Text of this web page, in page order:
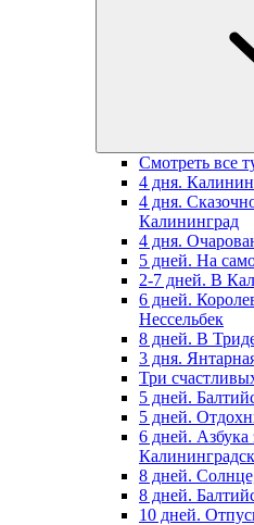
Смотреть все
4 дня.
4 дня.
Калининград
4 дня.
5 дней. На
2-7 дней. В
6 дней.
Нессельбек
8 дней. В
3 дня.
Три
5 дней.
5 дней.
6 дней. Азбука
8 дней.
8 дней.
10 дней.